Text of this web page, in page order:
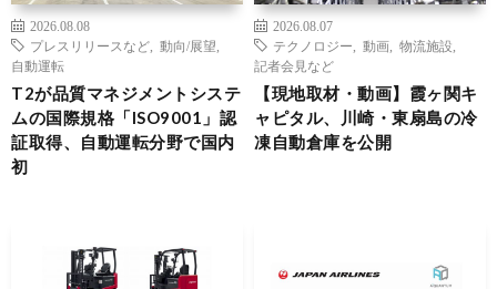
2026.08.08
プレスリリースなど
動向/展望
自動運転
T2が品質マネジメントシステ
ムの国際規格「ISO9001」認
証取得、自動運転分野で国内
初
2026.08.07
テクノロジー
動画 物流施設
記者会見など
【現地取材・動画】霞ヶ関キ
ャピタル、川崎・東扇島の冷
凍自動倉庫を公開